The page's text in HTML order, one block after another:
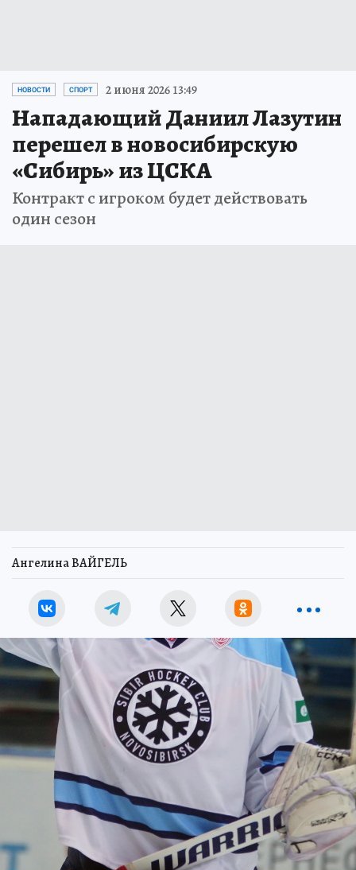
НОВОСТИ СПОРТ 2 июня 2026 13:49
Нападающий Даниил Лазутин
перешел в новосибирскую
«Сибирь» из ЦСКА
Контракт с игроком будет действовать
один сезон
Ангелина ВАЙГЕЛЬ